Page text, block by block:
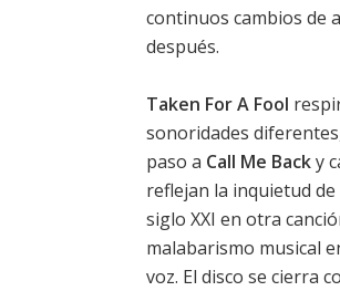
continuos cambios de
después.
Taken For A Fool
sonoridades
paso a Call Me Backy
reflejan la inquietud de
siglo XXI en otra
malabarismo musical
voz. El disco se cierra